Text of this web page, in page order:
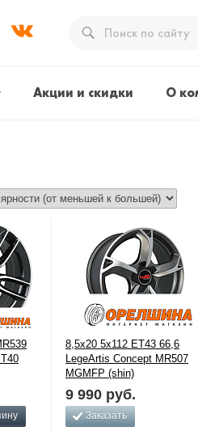
Акции и скидки О
8,5x20 5x112 ET43 66,6
LegeArtis Concept MR507
MGMFP (shin)
9 990 руб.
Заказать